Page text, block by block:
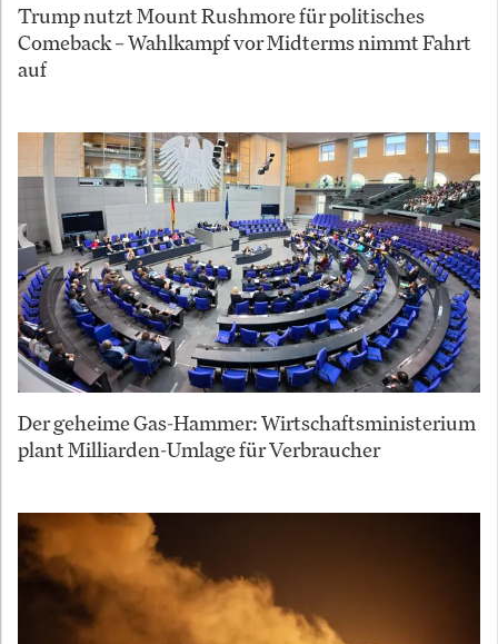
Trump nutzt Mount Rushmore für politisches
Comeback – Wahlkampf vor Midterms nimmt Fahrt
auf
Der geheime Gas-Hammer: Wirtschaftsministerium
plant Milliarden-Umlage für Verbraucher